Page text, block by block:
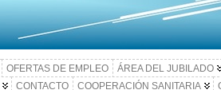
OFERTAS DE EMPLEO ÁREA DEL JUBILADO
CONTACTO COOPERACIÓN SANITARIA